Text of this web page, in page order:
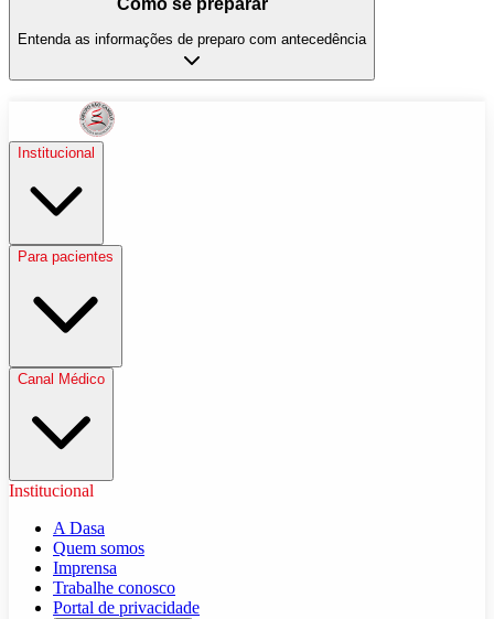
Entenda as informações de preparo com antecedência
Institucional
Para pacientes
Canal Médico
Institucional
A Dasa
Quem somos
Imprensa
Trabalhe conosco
Portal de privacidade